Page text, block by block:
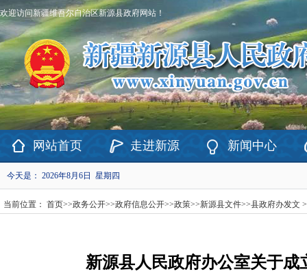
欢迎访问新疆维吾尔自治区新源县政府网站！
网站首页 走进新源 新闻中心
今天是： 2026年8月6日 星期四
当前位置： 首页>>政务公开>>政府信息公开>>政策>>新源县文件>>县政府办发文
新源县人民政府办公室关于